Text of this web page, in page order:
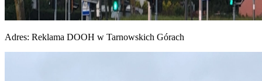
Adres: Reklama DOOH w Tarnowskich Górach